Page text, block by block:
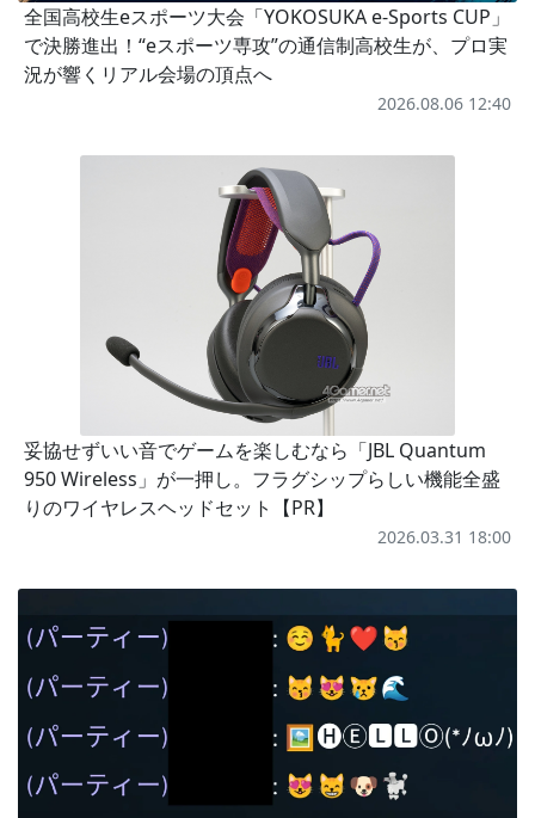
全国高校生eスポーツ大会「YOKOSUKA e-Sports CUP」
で決勝進出！“eスポーツ専攻”の通信制高校生が、プロ実
況が響くリアル会場の頂点へ
2026.08.06 12:40
妥協せずいい音でゲームを楽しむなら「JBL Quantum
950 Wireless」が一押し。フラグシップらしい機能全盛
りのワイヤレスヘッドセット【PR】
2026.03.31 18:00